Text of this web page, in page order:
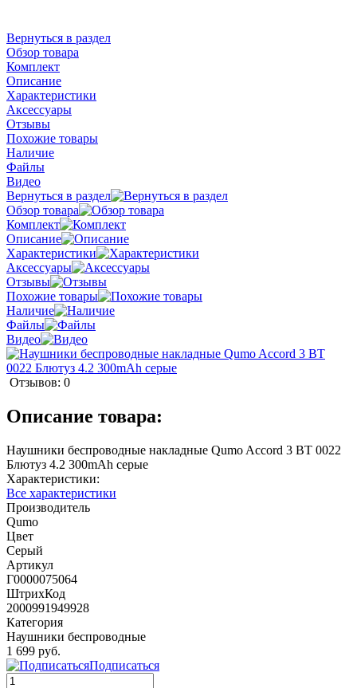
Вернуться в раздел
Обзор товара
Комплект
Описание
Характеристики
Аксессуары
Отзывы
Похожие товары
Наличие
Файлы
Видео
Вернуться в раздел
Обзор товара
Комплект
Описание
Характеристики
Аксессуары
Отзывы
Похожие товары
Наличие
Файлы
Видео
Отзывов: 0
Описание товара:
Наушники беспроводные накладные Qumo Accord 3 BT 0022
Блютуз 4.2 300mAh серые
Характеристики:
Все характеристики
Производитель
Qumo
Цвет
Серый
Артикул
Г0000075064
ШтрихКод
2000991949928
Категория
Наушники беспроводные
1 699 руб.
Подписаться